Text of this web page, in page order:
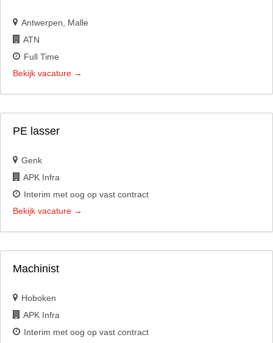
Antwerpen
Malle
ATN
Full Time
Bekijk vacature
PE lasser
Genk
APK Infra
Interim met oog op vast contract
Bekijk vacature
Machinist
Hoboken
APK Infra
Interim met oog op vast contract